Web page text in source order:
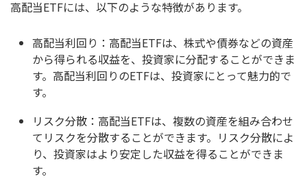
高配当ETFには、以下のような特徴があります。
高配当利回り：高配当ETFは、株式や債券などの資産
から得られる収益を、投資家に分配することができま
す。高配当利回りのETFは、投資家にとって魅力的で
す。
リスク分散：高配当ETFは、複数の資産を組み合わせ
てリスクを分散することができます。リスク分散によ
り、投資家はより安定した収益を得ることができま
す。